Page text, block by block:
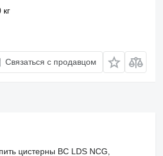
кг
Связаться с продавцом
цистерны BC LDS NCG,